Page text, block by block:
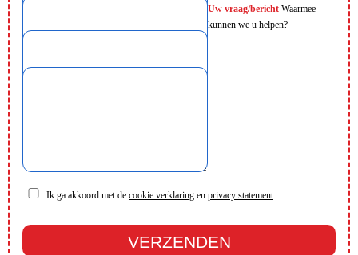
Uw vraag/bericht Waarmee
kunnen we u helpen?
Ik ga akkoord met de cookie verklaring en privacy statement